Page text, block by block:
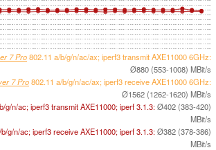
7 Pro802.11 a/b/g/n/ac/ax; iperf3 transmit AXE11000 6GHz:
Ø880 (553-1008) MBit/s
7 Pro802.11 a/b/g/n/ac/ax; iperf3 receive AXE11000 6GHz:
Ø1562 (1262-1620) MBit/s
g/n/ac; iperf3 transmit AXE11000; iperf 3.1.3:Ø402 (383-420)
MBit/s
g/n/ac; iperf3 receive AXE11000; iperf 3.1.3:Ø382 (378-386)
MBit/s